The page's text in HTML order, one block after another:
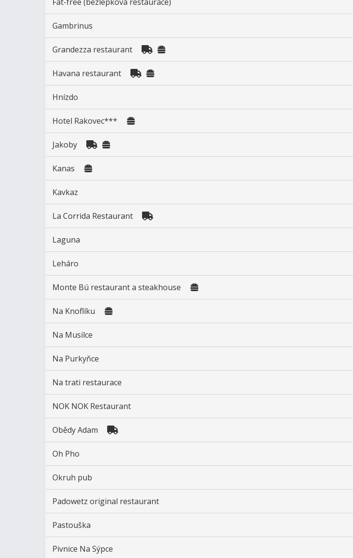
Gambrinus
Grandezza restaurant
Havana restaurant
Hnízdo
Hotel Rakovec***
Jakoby
Kanas
Kavkaz
La Corrida Restaurant
Laguna
Leháro
Monte Bú restaurant a steakhouse
Na Knoflíku
Na Musilce
Na Purkyňce
Na trati restaurace
NOK NOK Restaurant
Obědy Adam
Oh Pho
Okruh pub
Padowetz original restaurant
Pastouška
Pivnice Na Sýpce